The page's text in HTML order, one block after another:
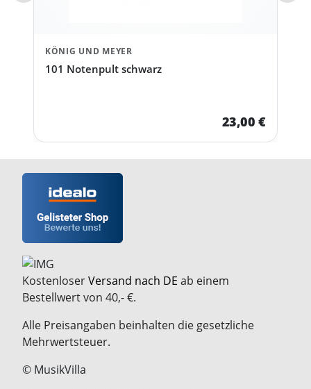
KÖNIG UND MEYER
101 Notenpult schwarz
23,00 €
KostenloserVersand nach DE ab einem
Bestellwert von 40,- €.
Alle Preisangaben beinhalten die gesetzliche
Mehrwertsteuer.
© MusikVilla